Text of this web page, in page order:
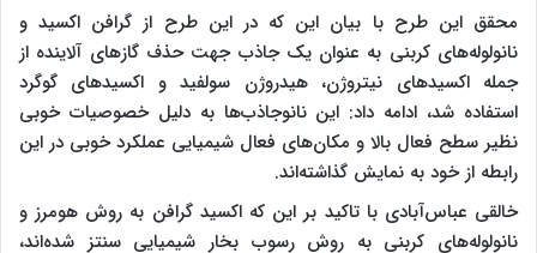
محقق این طرح با بیان این که در این طرح از گرافن اکسید و
نانولوله‌های کربنی به ‌عنوان یک جاذب جهت حذف گازهای آلاینده از
جمله اکسیدهای نیتروژن، هیدروژن سولفید و اکسیدهای گوگرد
استفاده شد، ادامه داد: این نانوجاذب‌ها به دلیل خصوصیات خوبی
نظیر سطح فعال بالا و مکان‌های فعال شیمیایی عملکرد خوبی در این
رابطه از خود به نمایش گذاشته‌اند.
خالقی عباس‌آبادی با تاکید بر این که اکسید گرافن به روش هومرز و
نانولوله‌های کربنی به روش رسوب بخار شیمیایی سنتز شده‌اند،